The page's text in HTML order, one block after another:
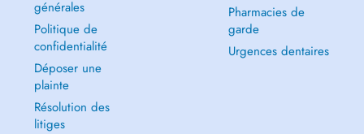
générales
Politique de
confidentialité
Déposer une
plainte
Résolution des
litiges
Pharmacies de
garde
Urgences dentaires